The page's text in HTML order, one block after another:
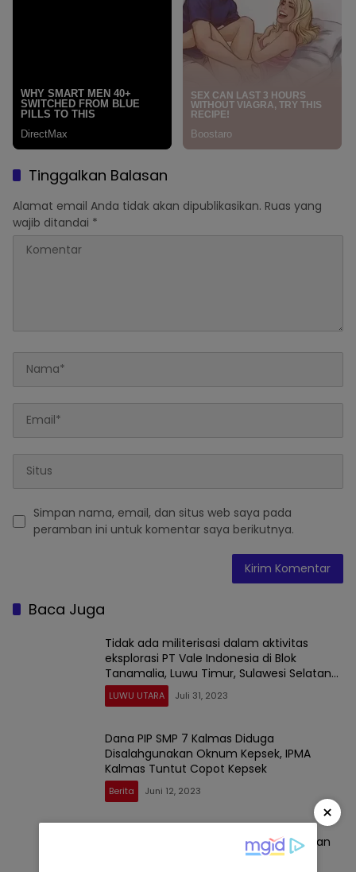
Tinggalkan Balasan
Alamat email Anda tidak akan dipublikasikan. Ruas yang
wajib ditandai *
Simpan nama, email, dan situs web saya pada
peramban ini untuk komentar saya berikutnya.
Baca Juga
Tidak ada militerisasi dalam aktivitas
eksplorasi PT Vale Indonesia di Blok
Tanamalia, Luwu Timur, Sulawesi Selatan
(Sulsel)
LUWU UTARA Juli 31, 2023
Dana PIP SMP 7 Kalmas Diduga
Disalahgunakan Oknum Kepsek, IPMA
Kalmas Tuntut Copot Kepsek
Berita Juni 12, 2023
Lima SMP di Pangkep Sudah Menerapkan
×